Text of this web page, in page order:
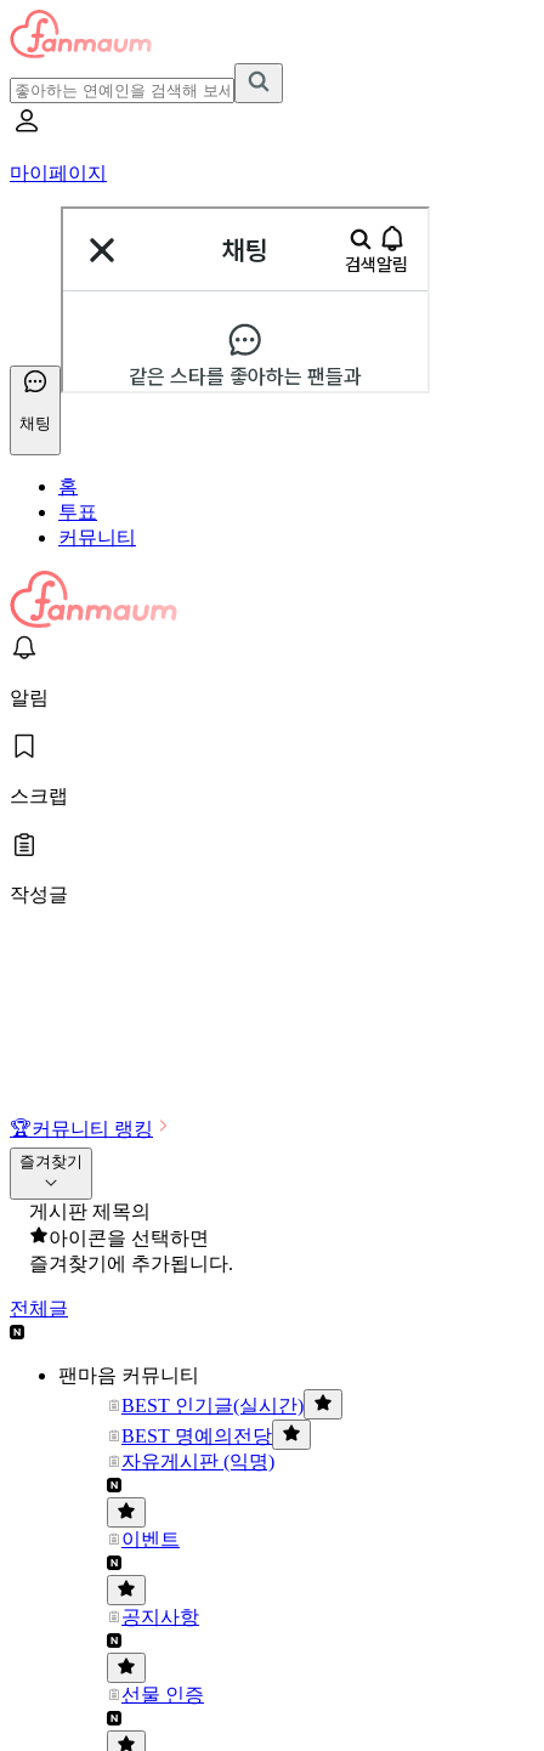
마이페이지
채팅
홈
투표
커뮤니티
알림
스크랩
작성글
🏆커뮤니티 랭킹
즐겨찾기
게시판 제목의
아이콘을 선택하면
즐겨찾기에 추가됩니다.
전체글
팬마음 커뮤니티
BEST 인기글(실시간)
BEST 명예의전당
자유게시판 (익명)
이벤트
공지사항
선물 인증